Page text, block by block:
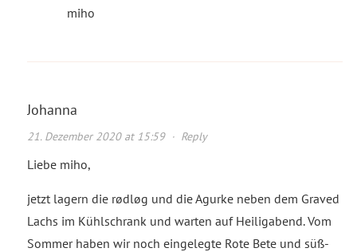
miho
Johanna
21. Dezember 2020 at 15:59· Reply
Liebe miho,
jetzt lagern die rødløg und die Agurke neben dem Graved
Lachs im Kühlschrank und warten auf Heiligabend. Vom
Sommer haben wir noch eingelegte Rote Bete und süß-